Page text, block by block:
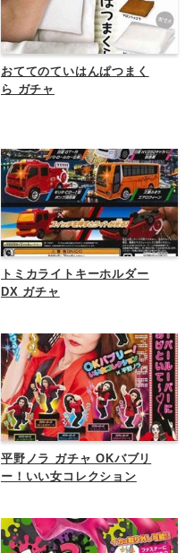
おててのていはんぱつまく
ら ガチャ
トミカライトキーホルダー
DX ガチャ
平野ノラ ガチャ OKバブリ
ー！いい女コレクション